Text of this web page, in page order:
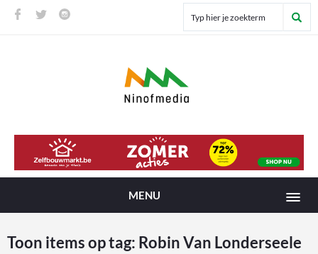
MENU
Toon items op tag: Robin Van Londerseele